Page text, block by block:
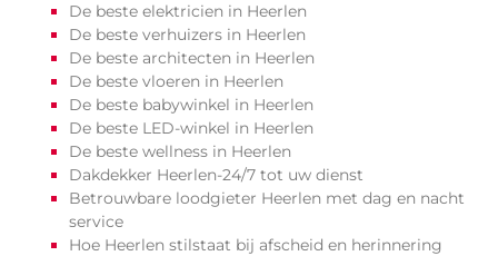
De beste elektricien in Heerlen
De beste verhuizers in Heerlen
De beste architecten in Heerlen
De beste vloeren in Heerlen
De beste babywinkel in Heerlen
De beste LED-winkel in Heerlen
De beste wellness in Heerlen
Dakdekker Heerlen-24/7 tot uw dienst
Betrouwbare loodgieter Heerlen met dag en nacht
service
Hoe Heerlen stilstaat bij afscheid en herinnering